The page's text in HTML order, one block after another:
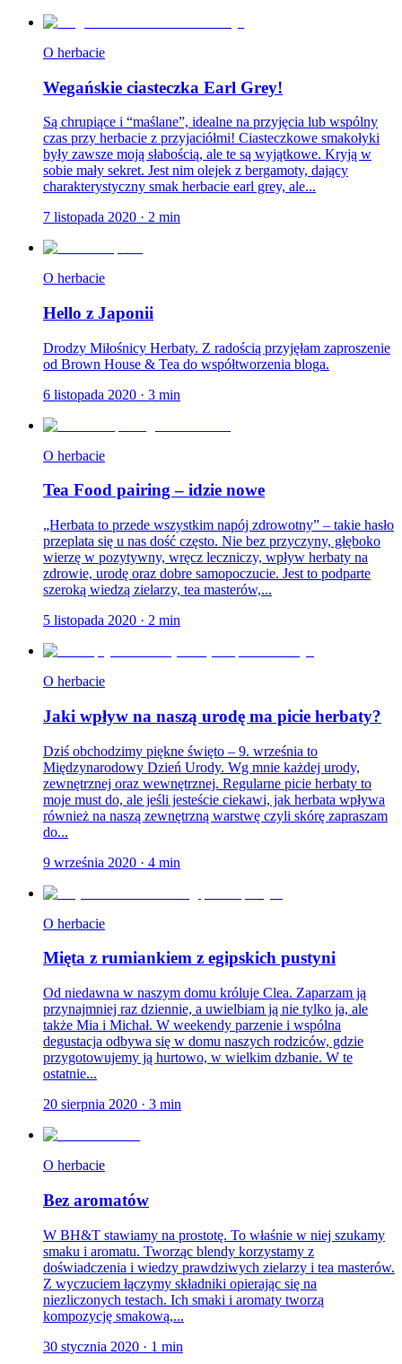
O herbacie
Wegańskie ciasteczka Earl Grey!
Są chrupiące i “maślane”, idealne na przyjęcia lub wspólny
czas przy herbacie z przyjaciółmi! Ciasteczkowe smakołyki
były zawsze moją słabością, ale te są wyjątkowe. Kryją w
sobie mały sekret. Jest nim olejek z bergamoty, dający
charakterystyczny smak herbacie earl grey, ale...
7 listopada 2020 · 2 min
O herbacie
Hello z Japonii
Drodzy Miłośnicy Herbaty. Z radością przyjęłam zaproszenie
od Brown House & Tea do współtworzenia bloga.
6 listopada 2020 · 3 min
O herbacie
Tea Food pairing – idzie nowe
„Herbata to przede wszystkim napój zdrowotny” – takie hasło
przeplata się u nas dość często. Nie bez przyczyny, głęboko
wierzę w pozytywny, wręcz leczniczy, wpływ herbaty na
zdrowie, urodę oraz dobre samopoczucie. Jest to podparte
szeroką wiedzą zielarzy, tea masterów,...
5 listopada 2020 · 2 min
O herbacie
Jaki wpływ na naszą urodę ma picie herbaty?
Dziś obchodzimy piękne święto – 9. września to
Międzynarodowy Dzień Urody. Wg mnie każdej urody,
zewnętrznej oraz wewnętrznej. Regularne picie herbaty to
moje must do, ale jeśli jesteście ciekawi, jak herbata wpływa
również na naszą zewnętrzną warstwę czyli skórę zapraszam
do...
9 września 2020 · 4 min
O herbacie
Mięta z rumiankiem z egipskich pustyni
Od niedawna w naszym domu króluje Clea. Zaparzam ją
przynajmniej raz dziennie, a uwielbiam ją nie tylko ja, ale
także Mia i Michał. W weekendy parzenie i wspólna
degustacja odbywa się w domu naszych rodziców, gdzie
przygotowujemy ją hurtowo, w wielkim dzbanie. W te
ostatnie...
20 sierpnia 2020 · 3 min
O herbacie
Bez aromatów
W BH&T stawiamy na prostotę. To właśnie w niej szukamy
smaku i aromatu. Tworząc blendy korzystamy z
doświadczenia i wiedzy prawdziwych zielarzy i tea masterów.
Z wyczuciem łączymy składniki opierając się na
niezliczonych testach. Ich smaki i aromaty tworzą
kompozycję smakową,...
30 stycznia 2020 · 1 min